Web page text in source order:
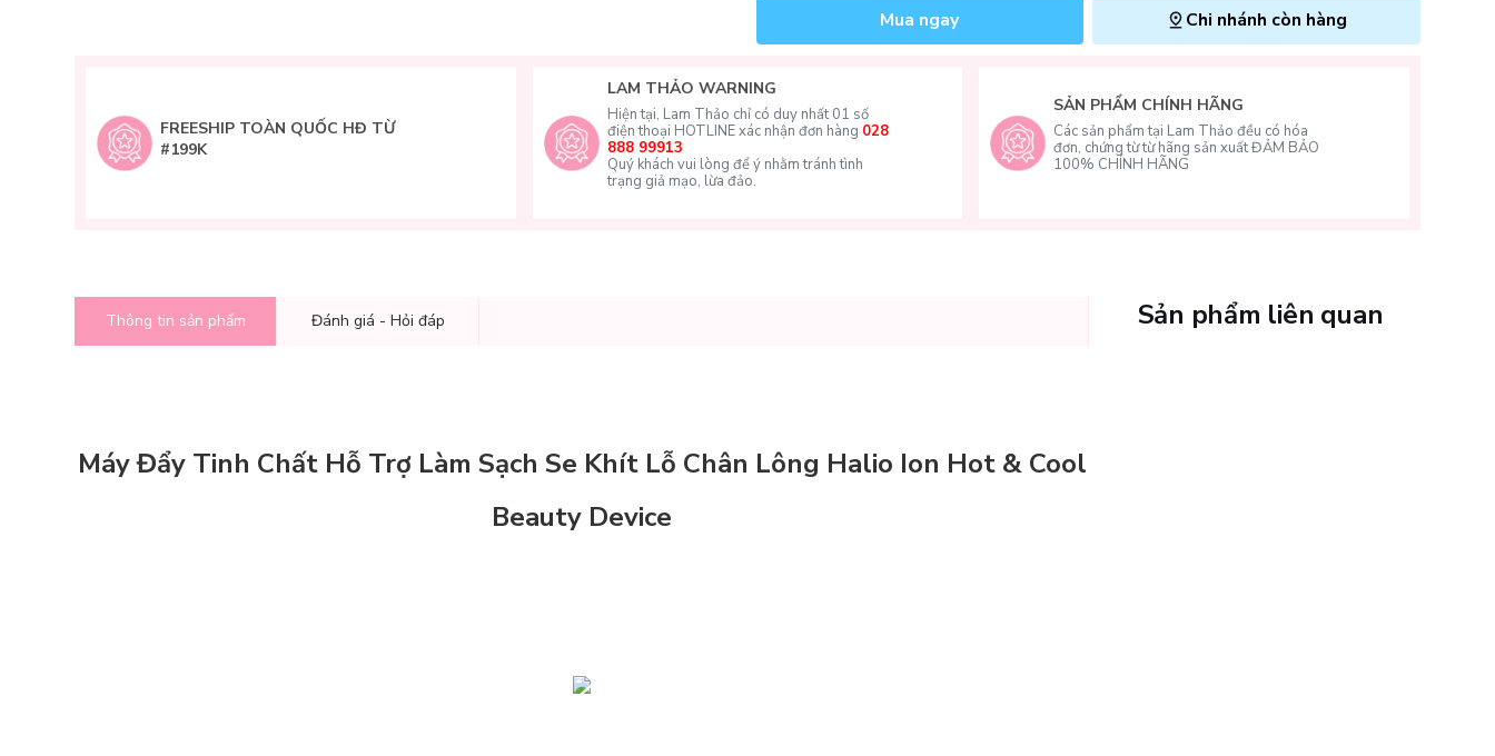
Mua ngay Chi nhánh còn hàng
FREESHIP TOÀN QUỐC HĐ TỪ
#199K
LAM THẢO WARNING
Hiện tại, Lam Thảo chỉ có duy nhất 01 số
điện thoại HOTLINE xác nhận đơn hàng 028
888 99913
Quý khách vui lòng để ý nhằm tránh tình
trạng giả mạo, lừa đảo.
SẢN PHẨM CHÍNH HÃNG
Các sản phẩm tại Lam Thảo đều có hóa
đơn, chứng từ từ hãng sản xuất ĐẢM BẢO
100% CHÍNH HÃNG
Thông tin sản phẩm Đánh giá - Hỏi đáp
Máy Đẩy Tinh Chất Hỗ Trợ Làm Sạch Se Khít Lỗ Chân Lông Halio Ion Hot & Cool
Beauty Device
Sản phẩm liên quan